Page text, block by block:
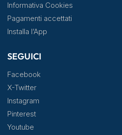
Informativa Cookies
Pagamenti accettati
Installa l’App
SEGUICI
Facebook
X-Twitter
Instagram
Pinterest
Youtube